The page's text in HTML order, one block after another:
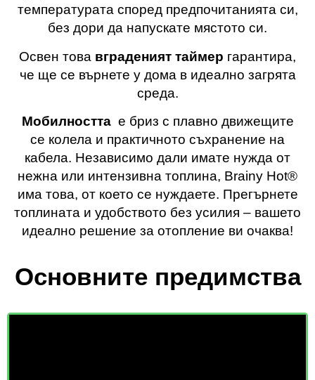
температурата според предпочитанията си,
без дори да напускате мястото си.
Освен това вграденият таймер гарантира,
че ще се върнете у дома в идеално загрята
среда.
Мобилносттае бриз с плавно движещите
се колела и практичното съхранение на
кабела. Независимо дали имате нужда от
нежна или интензивна топлина, Brainy Hot®️
има това, от което се нуждаете. Прегърнете
топлината и удобството без усилия – вашето
идеално решение за отопление ви очаква!
Основните предимства